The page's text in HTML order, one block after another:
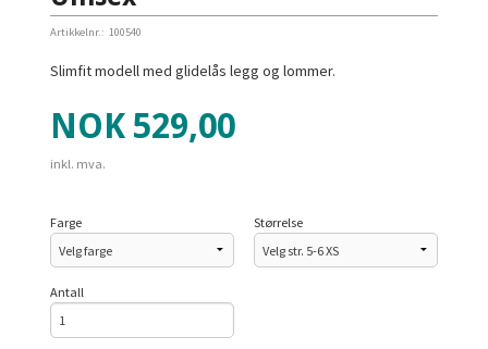
Artikkelnr.: 100540
Slimfit modell med glidelås legg og lommer.
Pris
NOK 529,00
inkl. mva.
Farge Størrelse
Antall